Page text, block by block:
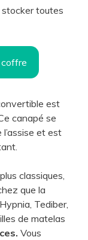
toutes
est
canapé se
et est
classiques,
que la
Tediber,
de matelas
Vous